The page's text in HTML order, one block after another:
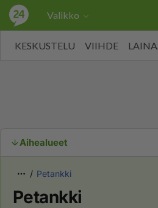
Valikko
KESKUSTELU VIIHDE
Aihealueet
Petankki
Petankki